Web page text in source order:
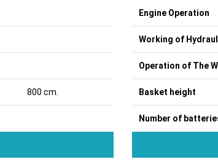
800 cm.
Engine Operation
Working of
Operation of The
Basket height
Number of